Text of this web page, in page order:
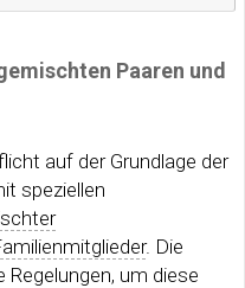
Paaren und
auf der Grundlage der
speziellen
. Die
um diese